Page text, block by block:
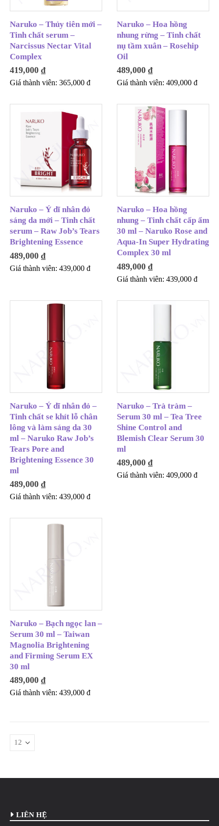
Naruko – Thủy tiên mới –
Tinh chất serum –
Narcissus Nectar Vital
Complex
419,000 ₫
Giá thành viên: 365,000 đ
Naruko – Hoa hồng
nhung rừng – Tinh chất
nụ tầm xuân – Rosehip
Oil
489,000 ₫
Giá thành viên: 409,000 đ
Naruko – Ý dĩ nhân đỏ
sáng da mới – Tinh chất
serum – Raw Job’s Tears
Brightening Essence
489,000 ₫
Giá thành viên: 439,000 đ
Naruko – Hoa hồng
nhung – Tinh chất cấp ẩm
30 ml – Naruko Rose and
Aqua-In Super Hydrating
Complex 30 ml
489,000 ₫
Giá thành viên: 439,000 đ
Naruko – Ý dĩ nhân đỏ –
Tinh chất se khít lỗ chân
lông và làm sáng da 30
ml – Naruko Raw Job’s
Tears Pore and
Brightening Essence 30
ml
489,000 ₫
Giá thành viên: 439,000 đ
Naruko – Trà tràm –
Serum 30 ml – Tea Tree
Shine Control and
Blemish Clear Serum 30
ml
489,000 ₫
Giá thành viên: 409,000 đ
Naruko – Bạch ngọc lan –
Serum 30 ml – Taiwan
Magnolia Brightening
and Firming Serum EX
30 ml
489,000 ₫
Giá thành viên: 439,000 đ
LIÊN HỆ